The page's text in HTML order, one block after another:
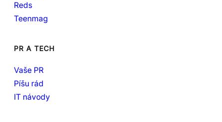
Reds
Teenmag
PR A TECH
Vaše PR
Píšu rád
IT návody